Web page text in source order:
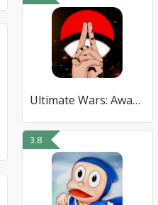
Ultimate Wars: Awaken
3.8